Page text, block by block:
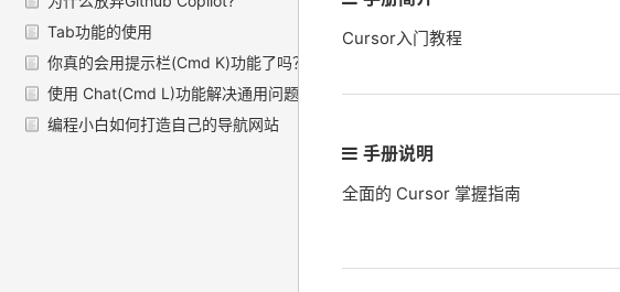
Tab功能的使用
你真的会用提示栏(Cmd K)功能了吗？
使用 Chat(Cmd L)功能解决通用问题
编程小白如何打造自己的导航网站
Cursor入门教程
手册说明
全面的 Cursor 掌握指南